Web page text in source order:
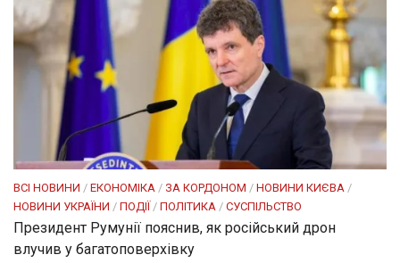
ВСІ НОВИНИ / ЕКОНОМІКА / ЗА КОРДОНОМ / НОВИНИ КИЄВА /
НОВИНИ УКРАЇНИ / ПОДІЇ/ ПОЛІТИКА / СУСПІЛЬСТВО
Президент Румунії пояснив, як російський дрон
влучив у багатоповерхівку